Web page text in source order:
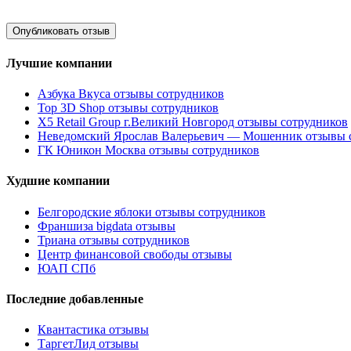
Лучшие компании
Азбука Вкуса отзывы сотрудников
Top 3D Shop отзывы сотрудников
X5 Retail Group г.Великий Новгород отзывы сотрудников
Неведомский Ярослав Валерьевич — Мошенник отзывы
ГК Юникон Москва отзывы сотрудников
Худшие компании
Белгородские яблоки отзывы сотрудников
Франшиза bigdata отзывы
Триана отзывы сотрудников
Центр финансовой свободы отзывы
ЮАП СПб
Последние добавленные
Квантастика отзывы
ТаргетЛид отзывы